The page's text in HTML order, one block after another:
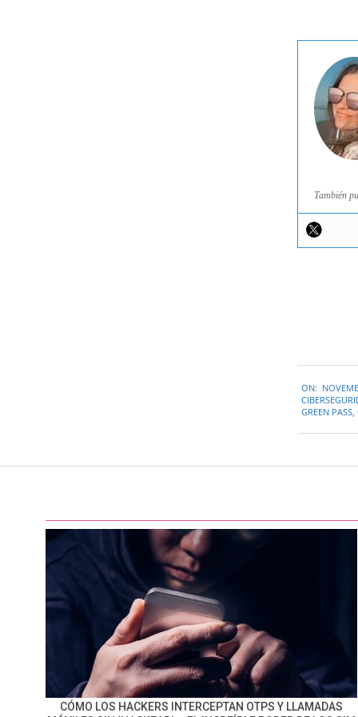
También
11-
29
ON:
GREEN PASS
CÓMO LOS HACKERS INTERCEPTAN OTPS Y LLAMADAS